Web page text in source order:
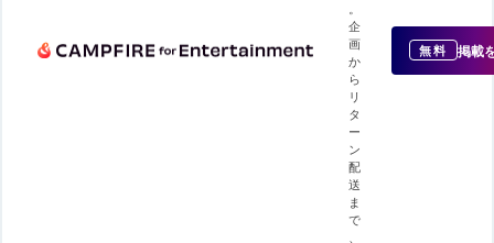
企
画
か
ら
リ
タ
ー
ン
配
送
ま
で
無料 掲載